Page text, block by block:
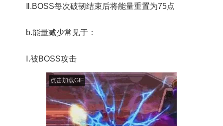
Ⅱ.BOSS每次破韧结束后将能量重置为75点
b.能量减少常见于：
Ⅰ.被BOSS攻击
点击加载GIF